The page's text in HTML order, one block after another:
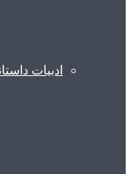
ادبیات